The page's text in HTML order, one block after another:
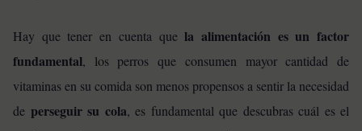
Hay que tener en cuenta quela alimentación es un factor
fundamental, los perros que consumen mayor cantidad de
vitaminas en su comida son menos propensos a sentir la necesidad
de perseguir su cola, es fundamental que descubras cuál es el